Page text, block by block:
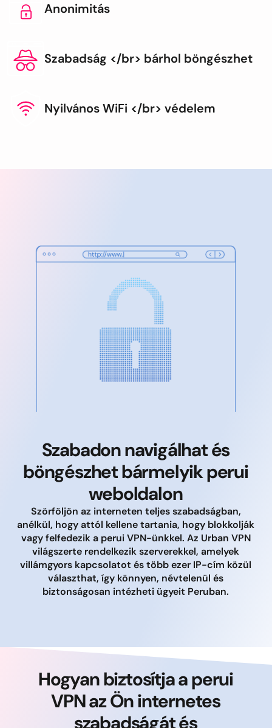
Anonimitás
Szabadság </br> bárhol böngészhet
Nyilvános WiFi </br> védelem
Szabadon navigálhat és
böngészhet bármelyik perui
weboldalon
Szörföljön az interneten teljes szabadságban,
anélkül, hogy attól kellene tartania, hogy blokkolják
vagy felfedezik a perui VPN-ünkkel. Az Urban VPN
világszerte rendelkezik szerverekkel, amelyek
villámgyors kapcsolatot és több ezer IP-cím közül
választhat, így könnyen, névtelenül és
biztonságosan intézheti ügyeit Peruban.
Hogyan biztosítja a perui
VPN az Ön internetes
szabadságát és